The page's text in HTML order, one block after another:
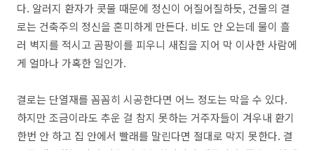
다. 알러지 환자가 콧물 때문에 정신이 어질어질하듯, 건물의 결
로는 건축주의 정신을 혼미하게 만든다. 비도 안 오는데 물이 흘
러 벽지를 적시고 곰팡이를 피우니 새집을 지어 막 이사한 사람에
게 얼마나 가혹한 일인가.
결로는 단열재를 꼼꼼히 시공한다면 어느 정도는 막을 수 있다.
하지만 조금이라도 추운 걸 참지 못하는 거주자들이 겨우내 환기
한번 안 하고 집 안에서 빨래를 말린다면 절대로 막지 못한다. 결